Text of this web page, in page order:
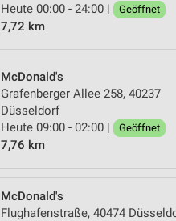
Heute 00:00 - 24:00 |
Geöffnet
7,72 km
McDonald's
Grafenberger Allee 258, 40237
Düsseldorf
Heute 09:00 - 02:00 |
Geöffnet
7,76 km
McDonald's
Flughafenstraße, 40474